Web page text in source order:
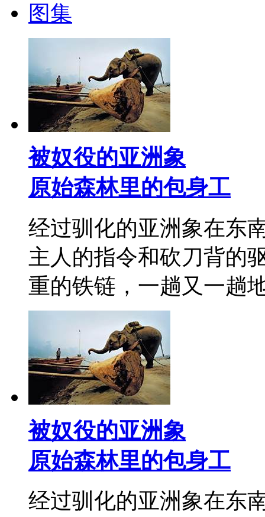
图集
被奴役的亚洲象
原始森林里的包身工
经过驯化的亚洲象在东
主人的指令和砍刀背的
重的铁链，一趟又一
被奴役的亚洲象
原始森林里的包身工
经过驯化的亚洲象在东